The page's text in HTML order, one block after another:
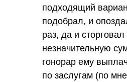
подходящий
подобрал, и
раз, да и
незначительную
гонорар ему
по заслугам (по